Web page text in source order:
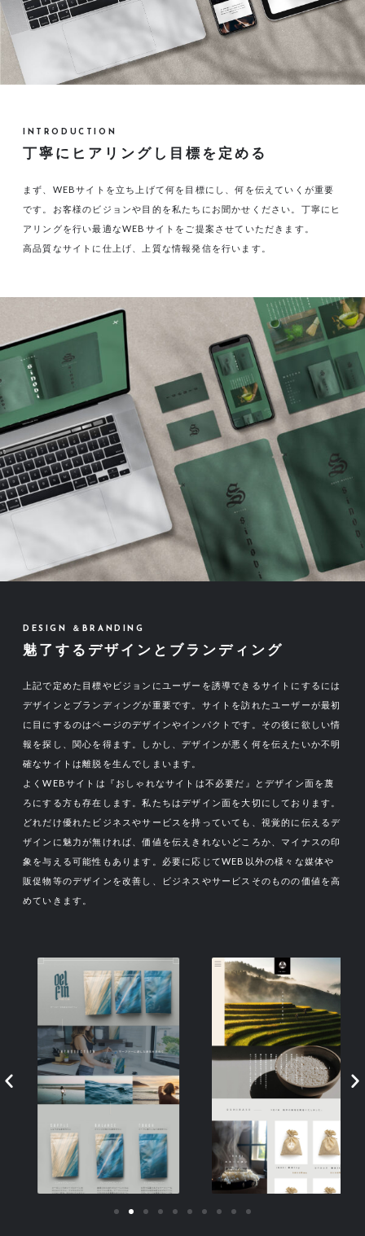
INTRODUCTION
丁寧にヒアリングし目標を定める
まず、WEBサイトを立ち上げて何を目標にし、何を伝えていくが重要
です。お客様のビジョンや目的を私たちにお聞かせください。丁寧にヒ
アリングを行い最適なWEBサイトをご提案させていただきます。
高品質なサイトに仕上げ、上質な情報発信を行います。
DESIGN ＆BRANDING
魅了するデザインとブランディング
上記で定めた目標やビジョンにユーザーを誘導できるサイトにするには
デザインとブランディングが重要です。サイトを訪れたユーザーが最初
に目にするのはページのデザインやインパクトです。その後に欲しい情
報を探し、関心を得ます。しかし、デザインが悪く何を伝えたいか不明
確なサイトは離脱を生んでしまいます。
よくWEBサイトは『おしゃれなサイトは不必要だ』とデザイン面を蔑
ろにする方も存在します。私たちはデザイン面を大切にしております。
どれだけ優れたビジネスやサービスを持っていても、視覚的に伝えるデ
ザインに魅力が無ければ、価値を伝えきれないどころか、マイナスの印
象を与える可能性もあります。必要に応じてWEB以外の様々な媒体や
販促物等のデザインを改善し、ビジネスやサービスそのものの価値を高
めていきます。